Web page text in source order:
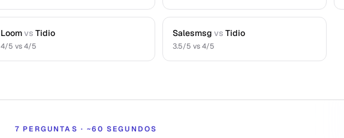
Loomvs Tidio
4/5 vs4/5
Salesmsg vs Tidio
3.5/5 vs4/5
7 PERGUNTAS · ~60 SEGUNDOS